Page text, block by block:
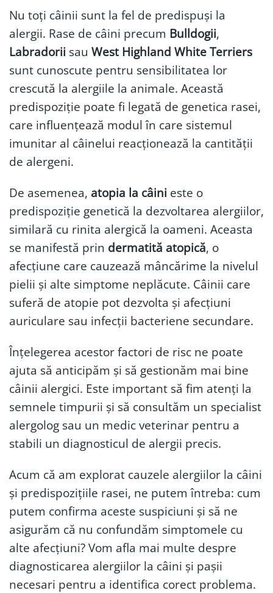
Nu toți câinii sunt la fel de predispuși la
alergii. Rase de câini precum Bulldogii,
Labradorii sau West Highland White Terriers
sunt cunoscute pentru sensibilitatea lor
crescută la alergiile la animale. Această
predispoziție poate fi legată de genetica rasei,
care influențează modul în care sistemul
imunitar al câinelui reacționează la cantității
de alergeni.
De asemenea, atopia la câini este o
predispoziție genetică la dezvoltarea alergiilor,
similară cu rinita alergică la oameni. Aceasta
se manifestă prin dermatită atopică, o
afecțiune care cauzează mâncărime la nivelul
pielii și alte simptome neplăcute. Câinii care
suferă de atopie pot dezvolta și afecțiuni
auriculare sau infecții bacteriene secundare.
Înțelegerea acestor factori de risc ne poate
ajuta să anticipăm și să gestionăm mai bine
câinii alergici. Este important să fim atenți la
semnele timpurii și să consultăm un specialist
alergolog sau un medic veterinar pentru a
stabili un diagnosticul de alergii precis.
Acum că am explorat cauzele alergiilor la câini
și predispozițiile rasei, ne putem întreba: cum
putem confirma aceste suspiciuni și să ne
asigurăm că nu confundăm simptomele cu
alte afecțiuni? Vom afla mai multe despre
diagnosticarea alergiilor la câini și pașii
necesari pentru a identifica corect problema.